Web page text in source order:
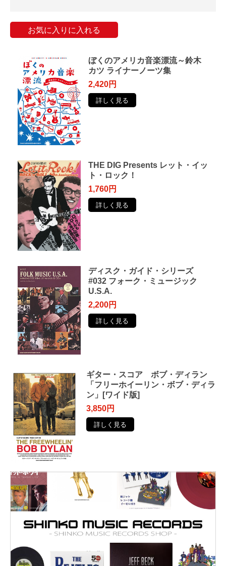
お気に入りに入れる
ぼくのアメリカ音楽漂流～鈴木
カツ ライナーノーツ集
2,420円
詳しく見る
THE DIG Presents レット・イッ
ト・ロック！
1,760円
詳しく見る
ディスク・ガイド・シリーズ
#032 フォーク・ミュージック
U.S.A.
2,200円
詳しく見る
ギター・スコア ボブ・ディラン
「フリーホイーリン・ボブ・ディラ
ン」[ワイド版]
3,850円
詳しく見る